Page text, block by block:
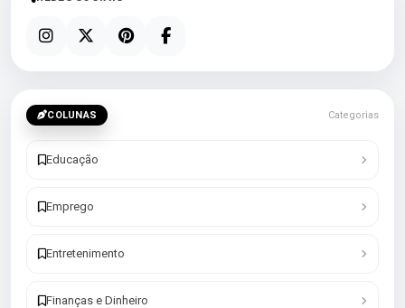
COLUNAS Categorias
Educação
Emprego
Entretenimento
Finanças e Dinheiro